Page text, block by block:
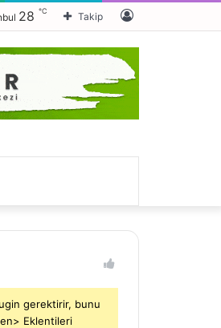
Kayıt
Ol
Takip
28 ℃
gerektirir, bunu
Eklentileri